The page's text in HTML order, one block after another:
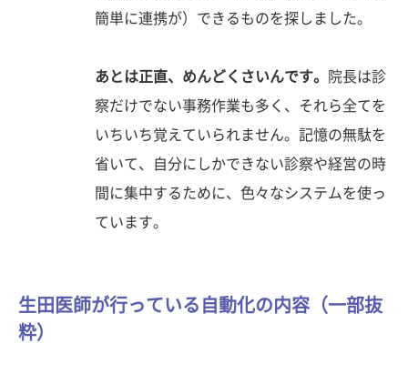
簡単に連携が）できるものを探しました。
あとは正直、めんどくさいんです。
院長は診
察だけでない事務作業も多く、それら全てを
いちいち覚えていられません。記憶の無駄を
省いて、自分にしかできない診察や経営の時
間に集中するために、色々なシステムを使っ
ています。
生田医師が行っている自動化の内容（一部抜
粋）